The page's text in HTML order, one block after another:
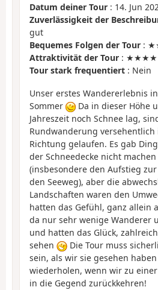
Datum deiner Tour : 14. Jun
Zuverlässigkeit der
gut
Bequemes Folgen der Tour :
Attraktivität der Tour :
Tour stark frequentiert : Nein
Unser erstes Wandererlebnis
Sommer
Da in dieser Höhe
Jahreszeit noch Schnee lag,
Rundwanderung
Richtung gelaufen. Es gab
der Schneedecke nicht
(insbesondere den Aufstieg
den Seeweg), aber die
Landschaften waren den
hatten das Gefühl, ganz allein
da nur sehr wenige Wanderer
und hatten das Glück,
sehen
Die Tour muss
sein, als wir sie gesehen
wiederholen, wenn wir zu
in die Gegend zurückkehren!